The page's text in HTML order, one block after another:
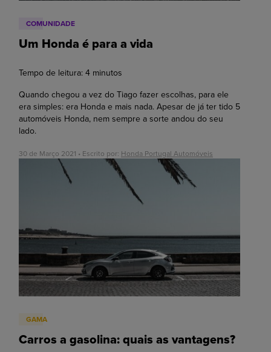
COMUNIDADE
Um Honda é para a vida
Tempo de leitura: 4 minutos
Quando chegou a vez do Tiago fazer escolhas, para ele
era simples: era Honda e mais nada. Apesar de já ter tido 5
automóveis Honda, nem sempre a sorte andou do seu
lado.
30 de Março 2021 • Escrito por: Honda Portugal Automóveis
GAMA
Carros a gasolina: quais as vantagens?